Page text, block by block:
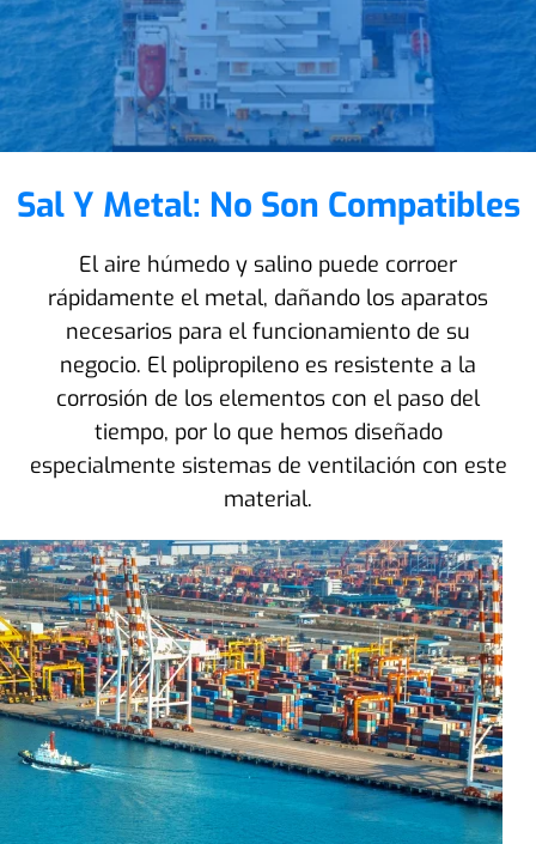
Sal Y Metal: No Son Compatibles
El aire húmedo y salino puede corroer
rápidamente el metal, dañando los aparatos
necesarios para el funcionamiento de su
negocio. El polipropileno es resistente a la
corrosión de los elementos con el paso del
tiempo, por lo que hemos diseñado
especialmente sistemas de ventilación con este
material.